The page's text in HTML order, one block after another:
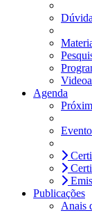
Agenda
Publicações
Anais